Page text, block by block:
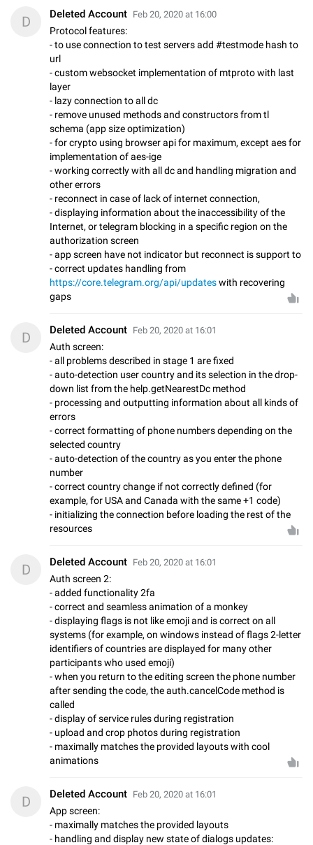
D Deleted Account Feb 20, 2020 at 16:00
Protocol features:
- to use connection to test servers add #testmode hash to
url
- custom websocket implementation of mtproto with last
layer
- lazy connection to all dc
- remove unused methods and constructors from tl
schema (app size optimization)
- for crypto using browser api for maximum, except aes for
implementation of aes-ige
- working correctly with all dc and handling migration and
other errors
- reconnect in case of lack of internet connection,
- displaying information about the inaccessibility of the
Internet, or telegram blocking in a specific region on the
authorization screen
- app screen have not indicator but reconnect is support to
- correct updates handling from
https://core.telegram.org/api/updateswith recovering
gaps
D Deleted Account Feb 20, 2020 at 16:01
Auth screen:
- all problems described in stage 1 are fixed
- auto-detection user country and its selection in the drop-
down list from the help.getNearestDc method
- processing and outputting information about all kinds of
errors
- correct formatting of phone numbers depending on the
selected country
- auto-detection of the country as you enter the phone
number
- correct country change if not correctly defined (for
example, for USA and Canada with the same +1 code)
- initializing the connection before loading the rest of the
resources
D Deleted Account Feb 20, 2020 at 16:01
Auth screen 2:
- added functionality 2fa
- correct and seamless animation of a monkey
- displaying flags is not like emoji and is correct on all
systems (for example, on windows instead of flags 2-letter
identifiers of countries are displayed for many other
participants who used emoji)
- when you return to the editing screen the phone number
after sending the code, the auth.cancelCode method is
called
- display of service rules during registration
- upload and crop photos during registration
- maximally matches the provided layouts with cool
animations
D Deleted Account Feb 20, 2020 at 16:01
App screen:
- maximally matches the provided layouts
- handling and display new state of dialogs updates: